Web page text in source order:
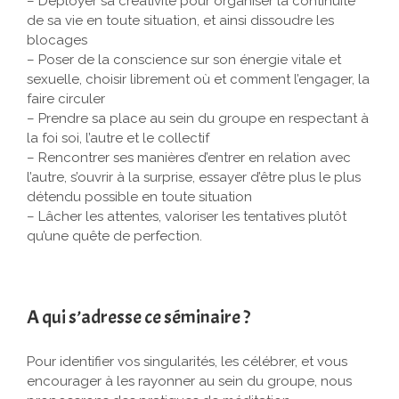
vivre et en profiter pleinement
– Déployer sa créativité pour organiser la continuité
de sa vie en toute situation, et ainsi dissoudre les
blocages
– Poser de la conscience sur son énergie vitale et
sexuelle, choisir librement où et comment l’engager, la
faire circuler
– Prendre sa place au sein du groupe en respectant à
la foi soi, l’autre et le collectif
– Rencontrer ses manières d’entrer en relation avec
l’autre, s’ouvrir à la surprise, essayer d’être plus le plus
détendu possible en toute situation
– Lâcher les attentes, valoriser les tentatives plutôt
Pour identifier vos singularités, les célébrer, et vous